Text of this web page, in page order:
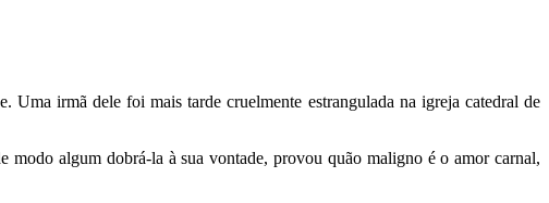
irmã dele foi mais tarde cruelmente estrangulada na igreja catedral de
modo algum dobrá-la à sua vontade, provou quão maligno é o amor carnal,